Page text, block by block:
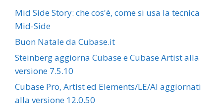
Mid Side Story: che cos'è, come si usa la tecnica
Mid-Side
Buon Natale da Cubase.it
Steinberg aggiorna Cubase e Cubase Artist alla
versione 7.5.10
Cubase Pro, Artist ed Elements/LE/AI aggiornati
alla versione 12.0.50